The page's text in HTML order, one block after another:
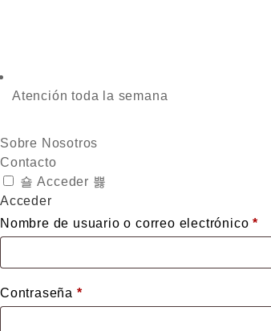
Atención toda la semana
Sobre Nosotros
Contacto
Acceder
Acceder
Nombre de usuario o correo electrónico*
Contraseña *Obligatorio